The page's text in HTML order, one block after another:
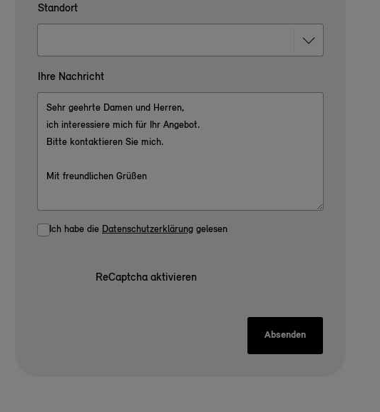
Standort
Ihre Nachricht
Ich habe die Datenschutzerklärung gelesen
ReCaptcha aktivieren
Absenden